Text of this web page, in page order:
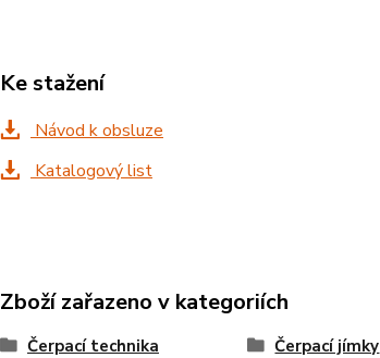
Ke stažení
Návod k obsluze
Katalogový list
Zboží zařazeno v kategoriích
Čerpací technika Čerpací jímky